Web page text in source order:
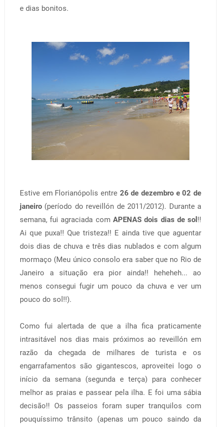
e dias bonitos.
Estive em Florianópolis entre 26 de dezembro e 02 de
janeiro(período do reveillón de 2011/2012). Durante a
semana, fui agraciada com APENAS dois dias de sol !!
Ai que puxa!! Que tristeza!! E ainda tive que aguentar
dois dias de chuva e três dias nublados e com algum
mormaço (Meu único consolo era saber que no Rio de
Janeiro a situação era pior ainda!! heheheh... ao
menos consegui fugir um pouco da chuva e ver um
pouco do sol!!).
Como fui alertada de que a ilha fica praticamente
intrasitável nos dias mais próximos ao reveillón em
razão da chegada de milhares de turista e os
engarrafamentos são gigantescos, aproveitei logo o
início da semana (segunda e terça) para conhecer
melhor as praias e passear pela ilha. E foi uma sábia
decisão!! Os passeios foram super tranquilos com
pouquíssimo trânsito (apenas um pouco saindo da